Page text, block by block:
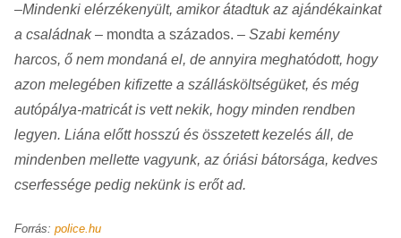
–Mindenki elérzékenyült, amikor átadtuk az ajándékainkat
a családnak– mondta a százados. – Szabi kemény
harcos, ő nem mondaná el, de annyira meghatódott, hogy
azon melegében kifizette a szállásköltségüket, és még
autópálya-matricát is vett nekik, hogy minden rendben
legyen. Liána előtt hosszú és összetett kezelés áll, de
mindenben mellette vagyunk, az óriási bátorsága, kedves
cserfessége pedig nekünk is erőt ad.
Forrás: police.hu